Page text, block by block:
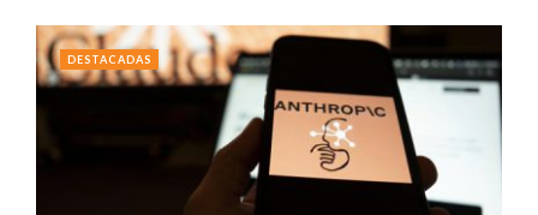
DESTACADAS